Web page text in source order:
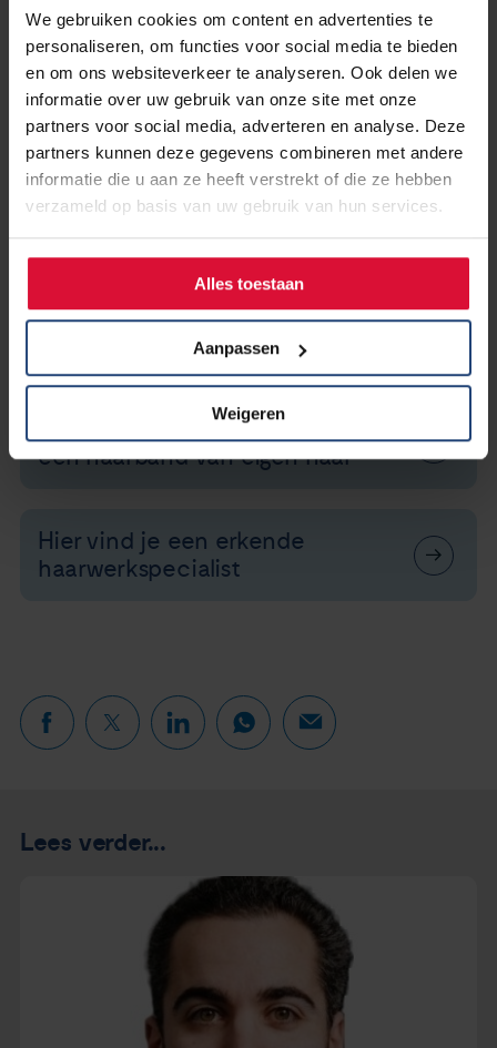
We gebruiken cookies om content en advertenties te
personaliseren, om functies voor social media te bieden
en om ons websiteverkeer te analyseren. Ook delen we
informatie over uw gebruik van onze site met onze
partners voor social media, adverteren en analyse. Deze
partners kunnen deze gegevens combineren met andere
informatie die u aan ze heeft verstrekt of die ze hebben
verzameld op basis van uw gebruik van hun services.
Alles toestaan
Aanpassen
Weigeren
haaruitval door chemotherapie
0.37mb • PDF
Folder haaruitval bij
chemotherapie gemaakt door
Antoni van Leeuwenhoek
0.53mb • PDF
Hier vind je informatie over
hoofdhuidkoeling (coldcap)
Hier vind je informatie over
een haarband van eigen haar
Hier vind je een erkende
haarwerkspecialist
Lees verder...